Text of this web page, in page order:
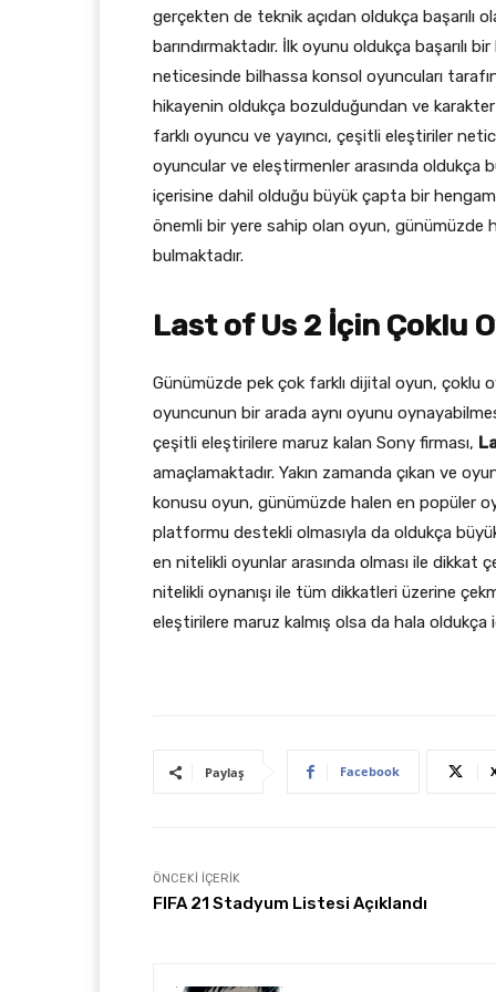
gerçekten de teknik açıdan oldukça başarılı
barındırmaktadır. İlk oyunu oldukça başarılı
neticesinde bilhassa konsol oyuncuları
hikayenin oldukça bozulduğundan ve
farklı oyuncu ve yayıncı, çeşitli eleştiriler
oyuncular ve eleştirmenler arasında oldukça
içerisine dahil olduğu büyük çapta bir
önemli bir yere sahip olan oyun, günümüzde
bulmaktadır.
Last of Us 2 İçin Çoklu
Günümüzde pek çok farklı dijital oyun, çoklu
oyuncunun bir arada aynı oyunu
çeşitli eleştirilere maruz kalan Sony firması,
amaçlamaktadır. Yakın zamanda çıkan ve
konusu oyun, günümüzde halen en popüler
platformu destekli olmasıyla da oldukça
en nitelikli oyunlar arasında olması ile dikkat
nitelikli oynanışı ile tüm dikkatleri üzerine
eleştirilere maruz kalmış olsa da hala
Paylaş Facebook
ÖNCEKI İÇERIK
FIFA 21 Stadyum Listesi Açıklandı